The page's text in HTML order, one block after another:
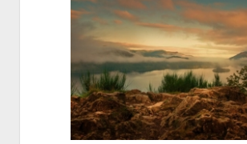
ચાતક (સ્વરચિત)
ગુજરાતી ગઝલો
ગીત, પ્રાર્થના અને ભજન
અન્ય રચનાઓ
વધુ માહિતી
open